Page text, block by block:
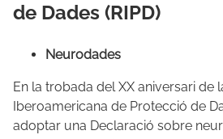
de Dades (RIPD)
Neurodades
En la trobada del XX aniversari de
Iberoamericana de Protecció de
adoptar una Declaració sobre